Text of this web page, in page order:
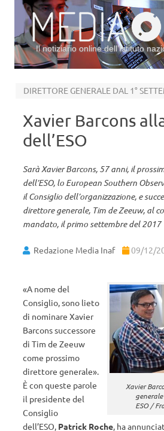
Il notiziario online dell’Istituto
Xavier Barcons
dell’ESO
Sarà Xavier Barcons, 57 anni, il
dell’ESO, lo European Southern
il Consiglio dell’organizzazione, e
direttore generale, Tim de Zeeuw, al
mandato, il primo settembre del 2017
Redazione Media Inaf 09/12/
Xavier
generale
ESO /
«A nome del
Consiglio, sono lieto
di nominare Xavier
Barcons successore
di Tim de Zeeuw
come prossimo
direttore generale».
È con queste parole
il presidente del
Consiglio
dell’ESO, Patrick Roche, ha